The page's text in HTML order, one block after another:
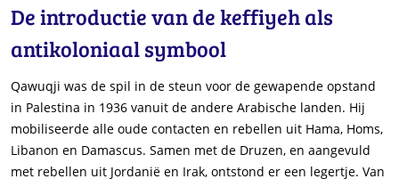
De introductie van de keffiyeh als
antikoloniaal symbool
Qawuqji was de spil in de steun voor de gewapende opstand
in Palestina in 1936 vanuit de andere Arabische landen. Hij
mobiliseerde alle oude contacten en rebellen uit Hama, Homs,
Libanon en Damascus. Samen met de Druzen, en aangevuld
met rebellen uit Jordanië en Irak, ontstond er een legertje. Van